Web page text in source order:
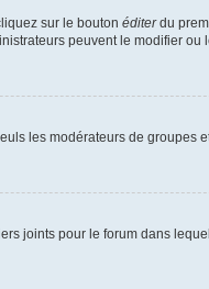
sur le bouton éditerdu
peuvent le modifier
les modérateurs de groupes
joints pour le forum dans